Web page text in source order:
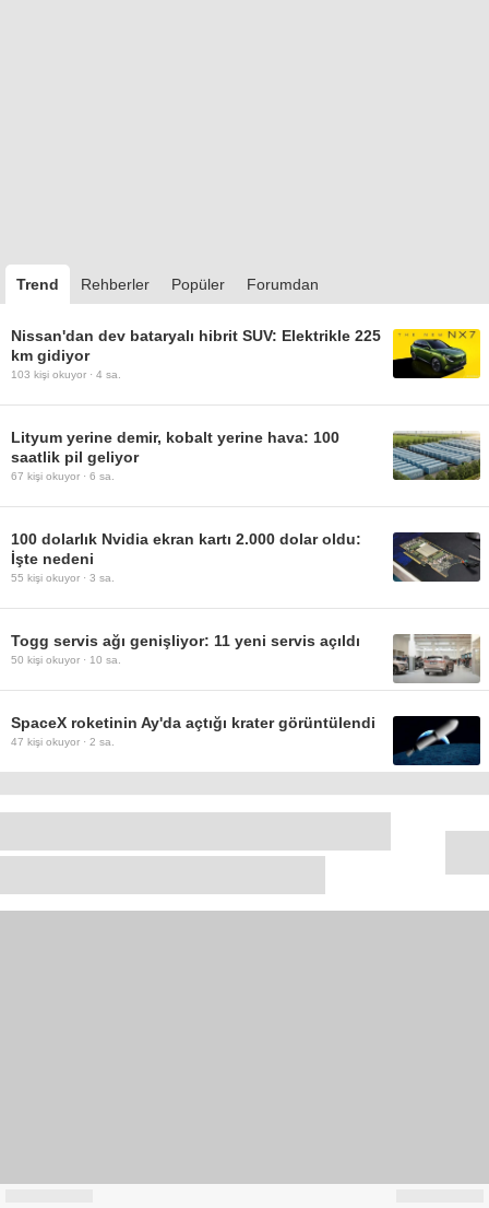
Trend Rehberler Popüler Forumdan
Nissan'dan dev bataryalı hibrit SUV: Elektrikle 225
km gidiyor
103 kişi okuyor · 4 sa.
Lityum yerine demir, kobalt yerine hava: 100
saatlik pil geliyor
67 kişi okuyor · 6 sa.
100 dolarlık Nvidia ekran kartı 2.000 dolar oldu:
İşte nedeni
55 kişi okuyor · 3 sa.
Togg servis ağı genişliyor: 11 yeni servis açıldı
50 kişi okuyor · 10 sa.
SpaceX roketinin Ay'da açtığı krater görüntülendi
47 kişi okuyor · 2 sa.